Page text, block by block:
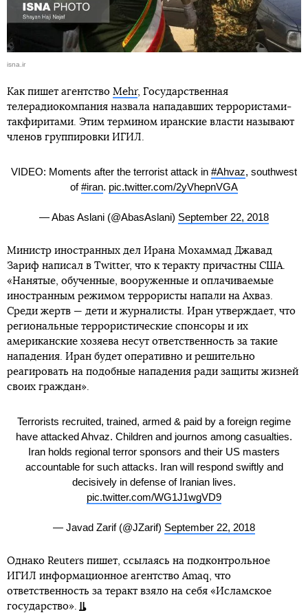
isna.ir
Как пишет агентство Mehr, Государственная
телерадиокомпания назвала нападавших террористами-
такфиритами. Этим термином иранские власти называют
членов группировки ИГИЛ.
VIDEO: Moments after the terrorist attack in #Ahvaz, southwest
of#iran. pic.twitter.com/2yVhepnVGA
— Abas Aslani (@AbasAslani) September 22, 2018
Министр иностранных дел Ирана Мохаммад Джавад
Зариф написал в Twitter, что к теракту причастны США.
«Нанятые, обученные, вооруженные и оплачиваемые
иностранным режимом террористы напали на Ахваз.
Среди жертв — дети и журналисты. Иран утверждает, что
региональные террористические спонсоры и их
американские хозяева несут ответственность за такие
нападения. Иран будет оперативно и решительно
реагировать на подобные нападения ради защиты жизней
своих граждан».
Terrorists recruited, trained, armed & paid by a foreign regime
have attacked Ahvaz. Children and journos among casualties.
Iran holds regional terror sponsors and their US masters
accountable for such attacks. Iran will respond swiftly and
decisively in defense of Iranian lives.
pic.twitter.com/WG1J1wgVD9
— Javad Zarif (@JZarif) September 22, 2018
Однако Reuters пишет, ссылаясь на подконтрольное
ИГИЛ информационное агентство Amaq, что
ответственность за теракт взяло на себя «Исламское
государство».